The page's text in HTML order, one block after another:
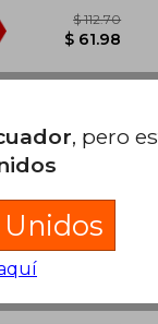
, pero
Unidos